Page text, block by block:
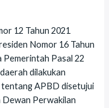
12 Tahun 2021
Nomor 16 Tahun
Pasal 22
dilakukan
APBD disetujui
Perwakilan